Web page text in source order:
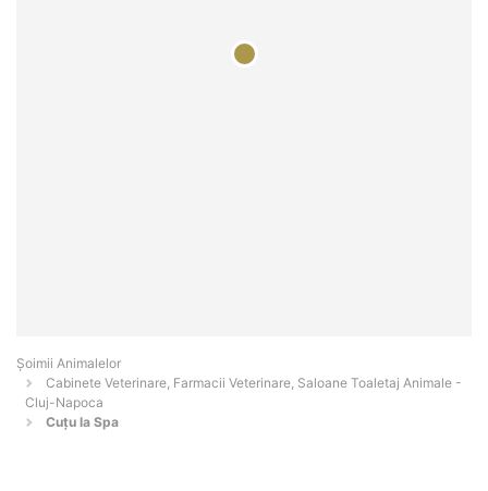
Şoimii Animalelor
Cabinete Veterinare, Farmacii Veterinare, Saloane Toaletaj Animale -
Cluj-Napoca
Cuțu la Spa